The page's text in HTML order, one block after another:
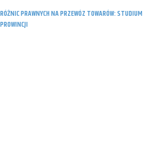
PRAWNYCH NA PRZEWÓZ TOWARÓW: STUDIUM